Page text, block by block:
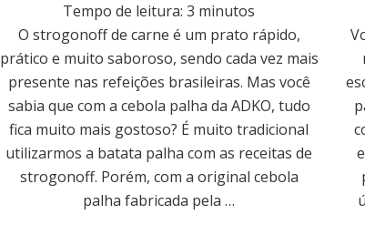
Tempo de leitura: 3 minutos
O strogonoff de carne é um prato rápido,
prático e muito saboroso, sendo cada vez mais
presente nas refeições brasileiras. Mas você
sabia que com a cebola palha da ADKO, tudo
fica muito mais gostoso? É muito tradicional
utilizarmos a batata palha com as receitas de
strogonoff. Porém, com a original cebola
palha fabricada pela …